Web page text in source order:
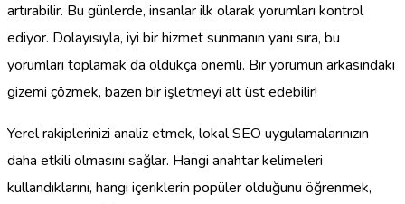
artırabilir. Bu günlerde, insanlar ilk olarak yorumları kontrol
ediyor. Dolayısıyla, iyi bir hizmet sunmanın yanı sıra, bu
yorumları toplamak da oldukça önemli. Bir yorumun arkasındaki
gizemi çözmek, bazen bir işletmeyi alt üst edebilir!
Yerel rakiplerinizi analiz etmek, lokal SEO uygulamalarınızın
daha etkili olmasını sağlar. Hangi anahtar kelimeleri
kullandıklarını, hangi içeriklerin popüler olduğunu öğrenmek,